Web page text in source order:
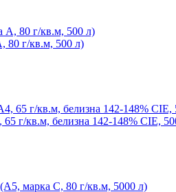
80 г/кв.м, 500 л)
г/кв.м, белизна 142-148% CIE,